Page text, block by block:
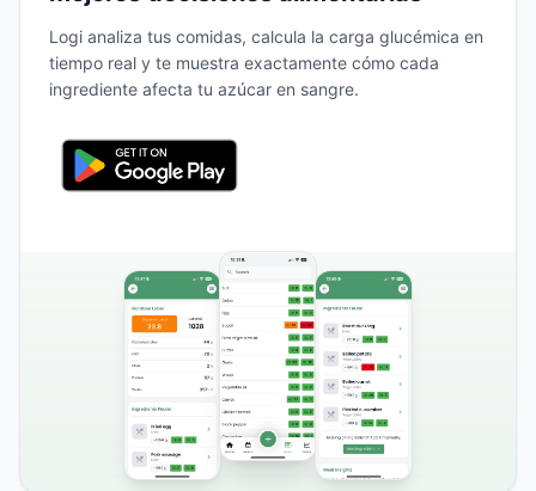
Logi analiza tus comidas, calcula la carga glucémica en
tiempo real y te muestra exactamente cómo cada
ingrediente afecta tu azúcar en sangre.